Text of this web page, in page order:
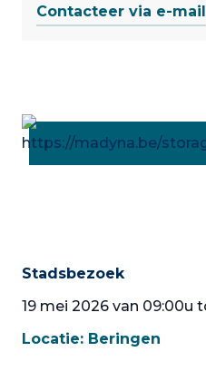
Contacteer via e-mail
Stadsbezoek
19 mei 2026 van 09:00u
Locatie: Beringen